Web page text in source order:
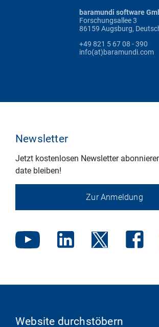
baramundi software
Forschungsallee 3
86159 Augsburg,
+49 821 5 67 08 - 390
info(at)baramundi.com
Newsletter
Jetzt kostenlosen Newsletter
date bleiben!
Zur Anmeldung
Website durchstöbern